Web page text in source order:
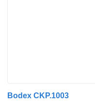
Bodex CKP.1003